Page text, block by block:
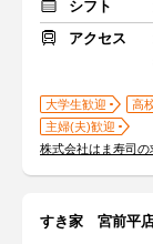
シフト
アクセス
大学生歓迎 高
主婦(夫)歓迎
株式会社はま寿司の
すき家 宮前平